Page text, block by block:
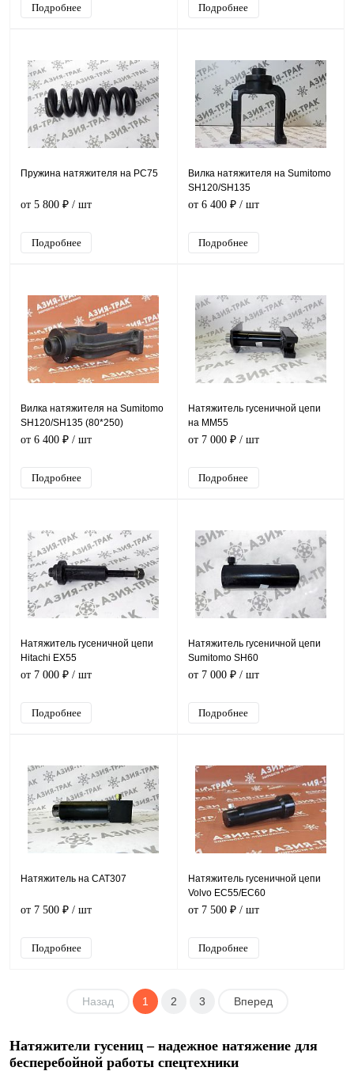
Подробнее Подробнее
Пружина натяжителя на PC75
от 5 800 ₽ / шт
Подробнее
Вилка натяжителя на Sumitomo
SH120/SH135
от 6 400 ₽/ шт
Подробнее
Вилка натяжителя на Sumitomo
SH120/SH135 (80*250)
от 6 400 ₽ / шт
Подробнее
Натяжитель гусеничной цепи
на MM55
от 7 000 ₽/ шт
Подробнее
Натяжитель гусеничной цепи
Hitachi EX55
от 7 000 ₽ / шт
Подробнее
Натяжитель гусеничной цепи
Sumitomo SH60
от 7 000 ₽/ шт
Подробнее
Натяжитель на CAT307
от 7 500 ₽ / шт
Подробнее
Натяжитель гусеничной цепи
Volvo EC55/EC60
от 7 500 ₽/ шт
Подробнее
Назад 1 2 3 Вперед
Натяжители гусениц – надежное натяжение для
бесперебойной работы спецтехники